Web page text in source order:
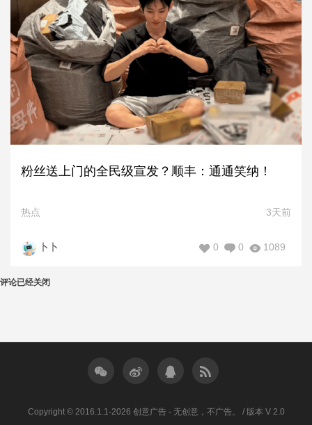
粉丝送上门的全民级宣发？顺丰：通通笑纳！
热点 3天前
卜卜 1089
0
0
评论已经关闭
Copyright © 2016.1.1-2026 创意广告 - 无创意，不广告。 / 版本 V 2.0